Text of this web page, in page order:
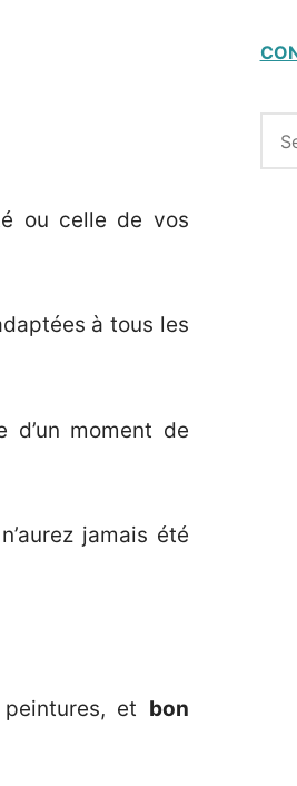
ou celle de vos
à tous les
d’un moment de
jamais été
et bon